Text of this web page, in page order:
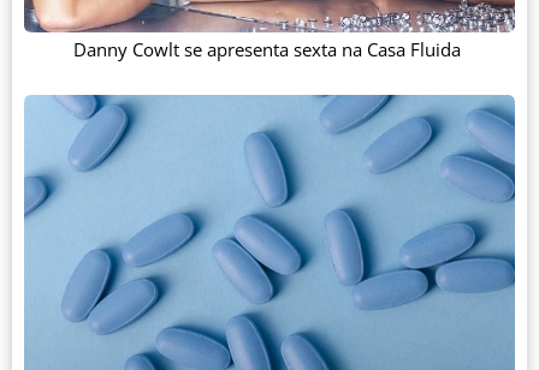
Danny Cowlt se apresenta sexta na Casa Fluida